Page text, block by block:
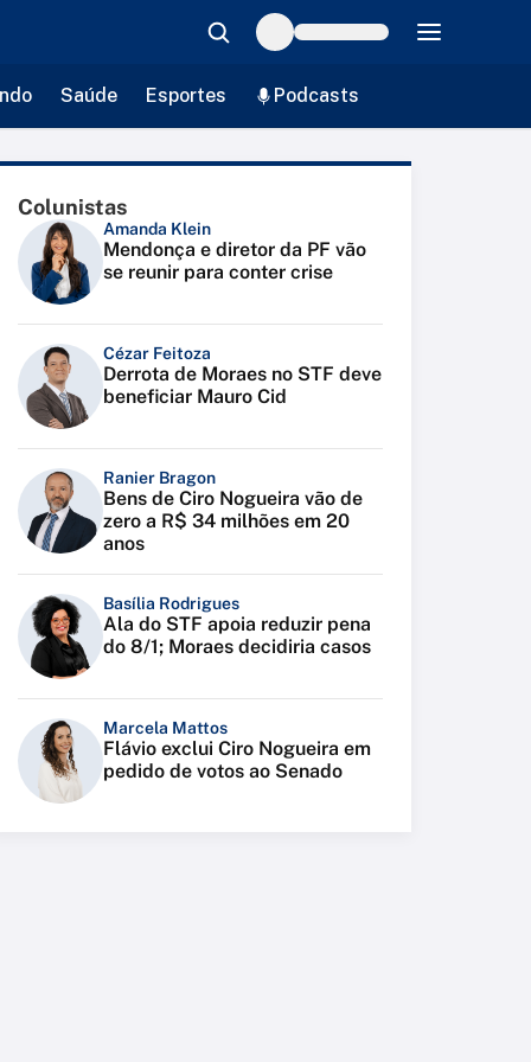
Saúde Esportes Podcasts
Colunistas
Amanda Klein
Mendonça e diretor da PF vão
se reunir para conter crise
Cézar Feitoza
Derrota de Moraes no STF deve
beneficiar Mauro Cid
Ranier Bragon
Bens de Ciro Nogueira vão de
zero a R$ 34 milhões em 20
anos
Basília Rodrigues
Ala do STF apoia reduzir pena
do 8/1; Moraes decidiria casos
Marcela Mattos
Flávio exclui Ciro Nogueira em
pedido de votos ao Senado